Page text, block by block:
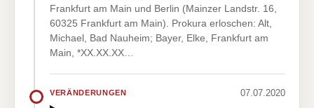
Frankfurt am Main und Berlin (Mainzer Landstr. 16,
60325 Frankfurt am Main). Prokura erloschen: Alt,
Michael, Bad Nauheim; Bayer, Elke, Frankfurt am
Main, *XX.XX.XX…
VERÄNDERUNGEN 07.07.2020